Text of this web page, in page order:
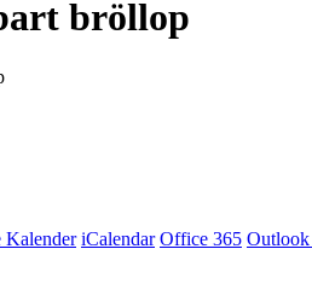
bröllop
Kalender iCalendar Office 365